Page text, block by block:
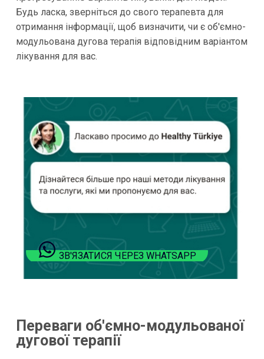
Будь ласка, зверніться до свого терапевта для
отримання інформації, щоб визначити, чи є об'ємно-
модульована дугова терапія відповідним варіантом
лікування для вас.
ЗВ'ЯЗАТИСЯ ЧЕРЕЗ WHATSAPP
Переваги об'ємно-модульованої
дугової терапії